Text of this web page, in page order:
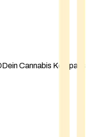
Dein Cannabis Kompass